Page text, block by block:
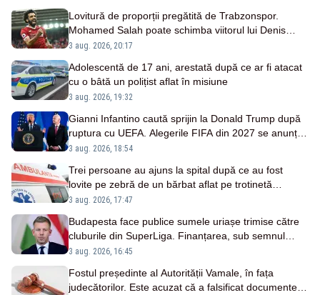
Lovitură de proporții pregătită de Trabzonspor.
Mohamed Salah poate schimba viitorul lui Denis
Drăguș la FCSB
3 aug. 2026, 20:17
Adolescentă de 17 ani, arestată după ce ar fi atacat
cu o bâtă un polițist aflat în misiune
3 aug. 2026, 19:32
Gianni Infantino caută sprijin la Donald Trump după
ruptura cu UEFA. Alegerile FIFA din 2027 se anunță
incendiare
3 aug. 2026, 18:54
Trei persoane au ajuns la spital după ce au fost
lovite pe zebră de un bărbat aflat pe trotinetă
electrică
3 aug. 2026, 17:47
Budapesta face publice sumele uriașe trimise către
cluburile din SuperLiga. Finanțarea, sub semnul
întrebării
3 aug. 2026, 16:45
Fostul președinte al Autorității Vamale, în fața
judecătorilor. Este acuzat că a falsificat documente